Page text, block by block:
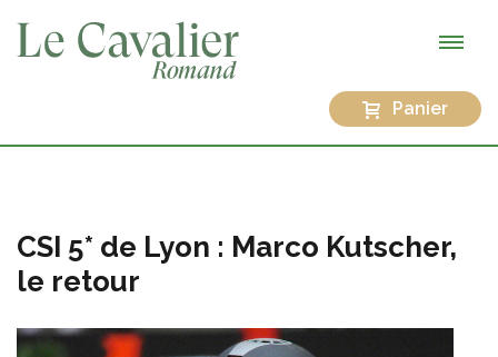
Panier
CSI 5* de Lyon : Marco Kutscher,
le retour